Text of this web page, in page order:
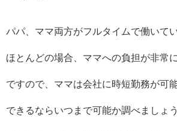
パパ、ママ両方がフルタイムで働いて
ほとんどの場合、ママへの負担が非常
ですので、ママは会社に時短勤務が可能
できるならいつまで可能か調べましょう